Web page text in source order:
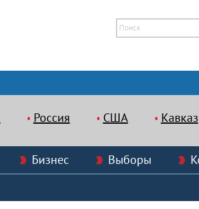
Россия США Кавказ
Бизнес Выборы